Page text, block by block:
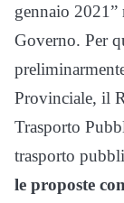
gennaio
Governo. Per
Provinciale, il
Trasporto
trasporto
le proposte